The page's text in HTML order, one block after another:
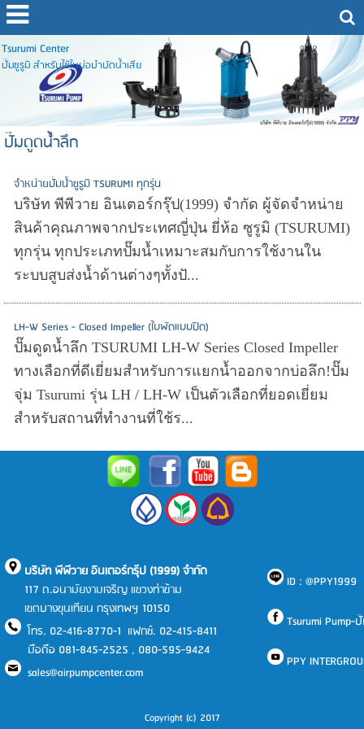
Tsurumi Center
ปั๊มซูรูมิ สำหรับใช้ในบ่อบำบัดน้ำเสีย
ปั๊มดูดน้ำลึก
จำหน่ายปั๊มน้ำซูรูมิ TSURUMI ทุกรุ่น
บริษัท พีพีวาย อินเตอร์กรุ๊ป(1999) จำกัด ผู้จัดจำหน่าย
สินค้าคุณภาพจากประเทศญี่ปุ่น ยี่ห้อ ซูรูมิ (TSURUMI)
ทุกรุ่น ทุกประเภทปั๊มน้ำเหมาะสมกับการใช้งานใน
ระบบสูบส่งน้ำด้านต่างๆทั้งปั...
LH-W Series - Closed Impeller (ใบพัดแบบปิด)
ปั๊มดูดน้ำลึก TSURUMI LH-W Series Closed Impeller
ทางเลือกที่ดีเยี่ยมสำหรับการแยกน้ำออกจากบ่อลึก!ปั๊ม
จุ่ม Tsurumi รุ่น LH / LH-W เป็นตัวเลือกที่ยอดเยี่ยม
สำหรับสถานที่ทำงานที่ใช้ร...
บริษัท พีพีวาย อินเตอร์กรุ๊ป (1999) จำกัด
117 ถ.อนามัยงามเจริญ แขวงท่าข้าม
เขตบางขุนเทียน กรุงเทพฯ 10150
โทร. 02-416-8770-1 แฟกซ์. 02-415-8411
มือถือ 081-845-2525 , 080-595-9424
sales@airpumpcenter.com
ID : @PPY1999
Tsurumi Pump-
PPY
Copyright (c) 2017